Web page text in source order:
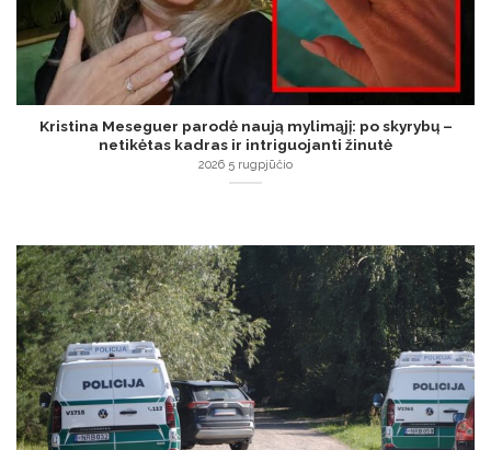
Kristina Meseguer parodė naują mylimąjį: po skyrybų –
netikėtas kadras ir intriguojanti žinutė
2026 5 rugpjūčio